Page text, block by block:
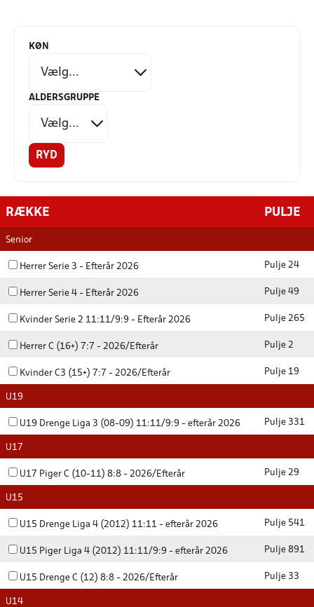
KØN
ALDERSGRUPPE
RYD
RÆKKE PULJE
Senior
Herrer Serie 3 - Efterår 2026 Pulje 24
Herrer Serie 4 - Efterår 2026 Pulje 49
Kvinder Serie 2 11:11/9:9 - Efterår 2026 Pulje 265
Herrer C (16+) 7:7 - 2026/Efterår Pulje 2
Kvinder C3 (15+) 7:7 - 2026/Efterår Pulje 19
U19
U19 Drenge Liga 3 (08-09) 11:11/9:9 - efterår 2026 Pulje 331
U17
U17 Piger C (10-11) 8:8 - 2026/Efterår Pulje 29
U15
U15 Drenge Liga 4 (2012) 11:11 - efterår 2026 Pulje 541
U15 Piger Liga 4 (2012) 11:11/9:9 - efterår 2026 Pulje 891
U15 Drenge C (12) 8:8 - 2026/Efterår Pulje 33
U14